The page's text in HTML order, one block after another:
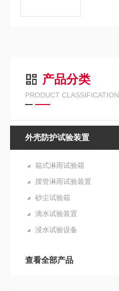
产品分类
PRODUCT CLASSIFICATION
外壳防护试验装置
箱式淋雨试验箱
摆管淋雨试验装置
砂尘试验箱
滴水试验装置
浸水试验设备
查看全部产品